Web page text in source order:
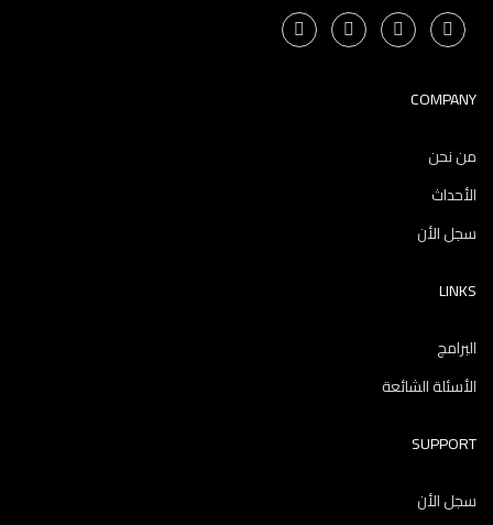
COMPANY
من نحن
الأحداث
سجل الأن
LINKS
البرامج
الأسئلة الشائعة
SUPPORT
سجل الأن